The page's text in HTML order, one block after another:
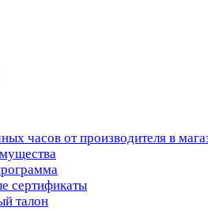
часов от производителя в
сертификаты
талон